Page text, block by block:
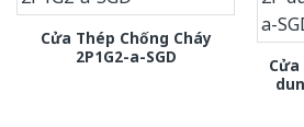
Cửa Thép Chống Cháy
2P1G2-a-SGD
Cửa